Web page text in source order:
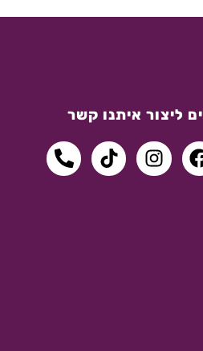
ליצור איתנו קשר